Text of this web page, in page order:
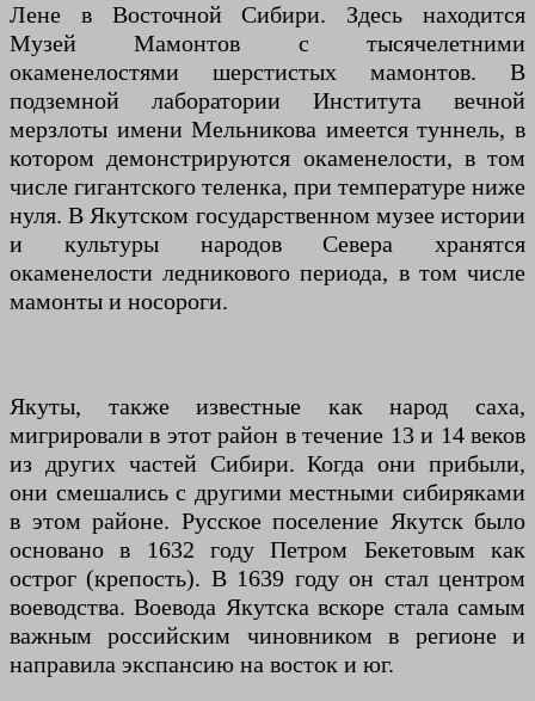
Лене в Восточной Сибири. Здесь находится
Музей Мамонтов с тысячелетними
окаменелостями шерстистых мамонтов. В
подземной лаборатории Института вечной
мерзлоты имени Мельникова имеется туннель, в
котором демонстрируются окаменелости, в том
числе гигантского теленка, при температуре ниже
нуля. В Якутском государственном музее истории
и культуры народов Севера хранятся
окаменелости ледникового периода, в том числе
мамонты и носороги.
Якуты, также известные как народ саха,
мигрировали в этот район в течение 13 и 14 веков
из других частей Сибири. Когда они прибыли,
они смешались с другими местными сибиряками
в этом районе. Русское поселение Якутск было
основано в 1632 году Петром Бекетовым как
острог (крепость). В 1639 году он стал центром
воеводства. Воевода Якутска вскоре стала самым
важным российским чиновником в регионе и
направила экспансию на восток и юг.